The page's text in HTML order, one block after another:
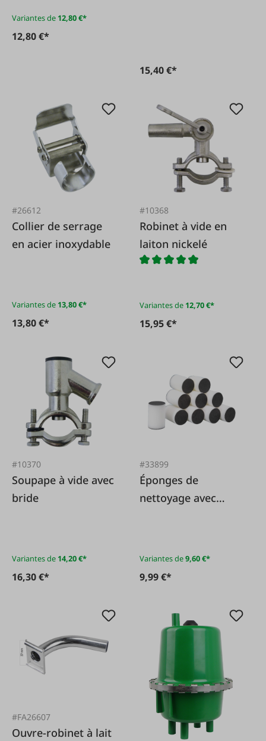
Variantes de 12,80 €*
12,80 €*
15,40 €*
#26612
Collier de serrage
en acier inoxydable
Variantes de 13,80 €*
13,80 €*
#10368
Robinet à vide en
laiton nickelé
Variantes de 12,70 €*
15,95 €*
#10370
Soupape à vide avec
bride
Variantes de 14,20 €*
16,30 €*
#33899
Éponges de
nettoyage avec
Variantes de9,60 €*
9,99 €*
#FA26607
Ouvre-robinet à lait